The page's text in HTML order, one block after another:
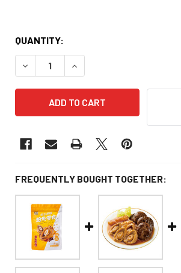
QUANTITY:
DECREASE QUANTITY OF PREMIER
INCREASE QUANTITY OF
FREQUENTLY BOUGHT TOGETHER: